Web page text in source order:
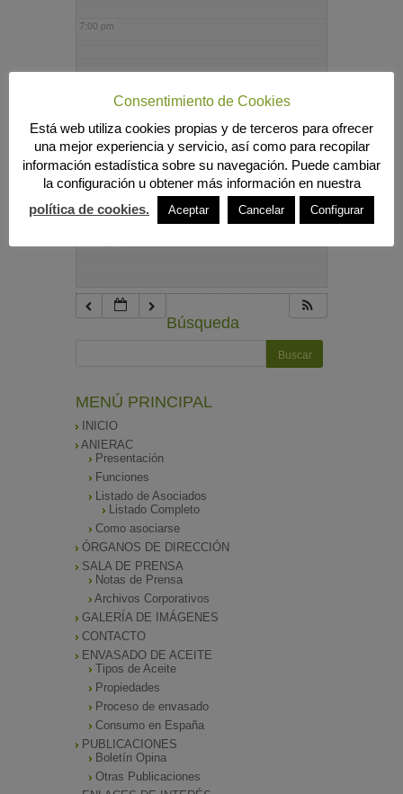
7:00 pm
9:00 pm
10:00 pm
Búsqueda
MENÚ PRINCIPAL
INICIO
ANIERAC
Presentación
Funciones
Listado de Asociados
Listado Completo
Como asociarse
ÓRGANOS DE DIRECCIÓN
SALA DE PRENSA
Notas de Prensa
Archivos Corporativos
GALERÍA DE IMÁGENES
CONTACTO
ENVASADO DE ACEITE
Tipos de Aceite
Propiedades
Proceso de envasado
Consumo en España
PUBLICACIONES
Boletín Opina
Otras Publicaciones
Consentimiento de Cookies
Está web utiliza cookies propias y de terceros para ofrecer
una mejor experiencia y servicio, así como para recopilar
información estadística sobre su navegación. Puede cambiar
la configuración u obtener más información en nuestra
política de cookies.
Aceptar Cancelar Configurar